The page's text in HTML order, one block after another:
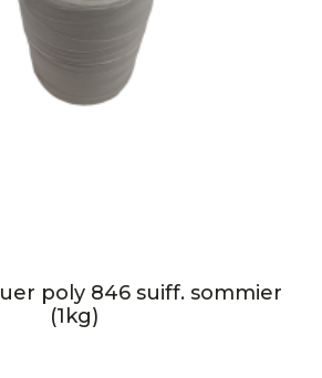
poly 846 suiff. sommier
(1kg)